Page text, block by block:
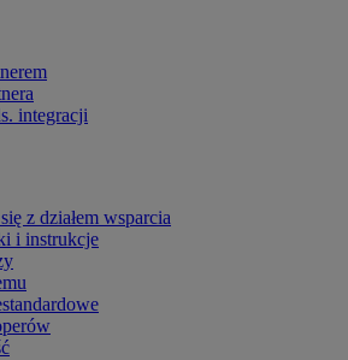
integracji
z działem wsparcia
i instrukcje